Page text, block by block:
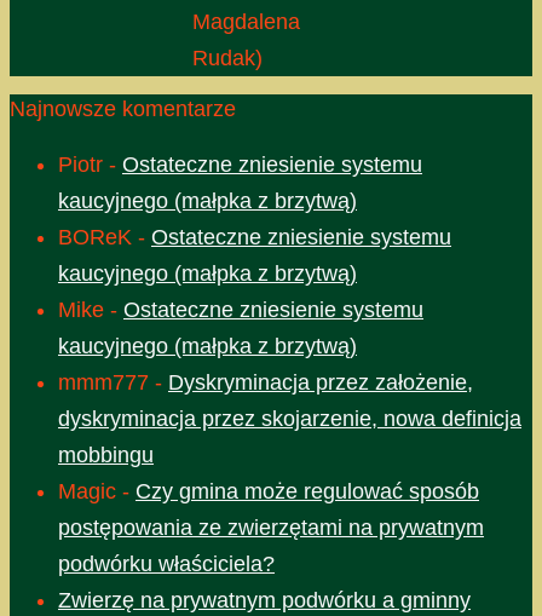
Magdalena
Rudak)
Najnowsze komentarze
Piotr - Ostateczne zniesienie systemu
kaucyjnego (małpka z brzytwą)
BOReK - Ostateczne zniesienie systemu
kaucyjnego (małpka z brzytwą)
Mike - Ostateczne zniesienie systemu
kaucyjnego (małpka z brzytwą)
mmm777 - Dyskryminacja przez założenie,
dyskryminacja przez skojarzenie, nowa definicja
mobbingu
Magic - Czy gmina może regulować sposób
postępowania ze zwierzętami na prywatnym
podwórku właściciela?
Zwierzę na prywatnym podwórku a gminny